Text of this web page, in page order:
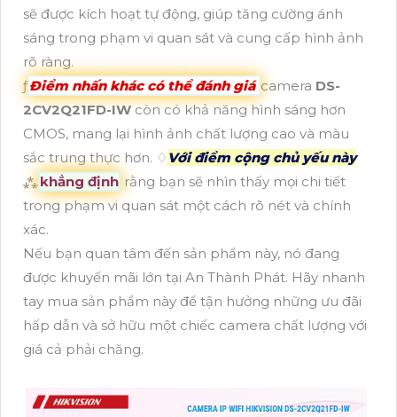
sẽ được kích hoạt tự động, giúp tăng cường ánh
sáng trong phạm vi quan sát và cung cấp hình ảnh
rõ ràng.
ƒĐiểm nhấn khác có thể đánh giá camera DS-
2CV2Q21FD-IWcòn có khả năng hình sáng hơn
CMOS, mang lại hình ảnh chất lượng cao và màu
sắc trung thực hơn. ♢ Với điểm cộng chủ yếu này
⁂khẳng định rằng bạn sẽ nhìn thấy mọi chi tiết
trong phạm vi quan sát một cách rõ nét và chính
xác.
Nếu bạn quan tâm đến sản phẩm này, nó đang
được khuyến mãi lớn tại An Thành Phát. Hãy nhanh
tay mua sản phẩm này để tận hưởng những ưu đãi
hấp dẫn và sở hữu một chiếc camera chất lượng với
giá cả phải chăng.